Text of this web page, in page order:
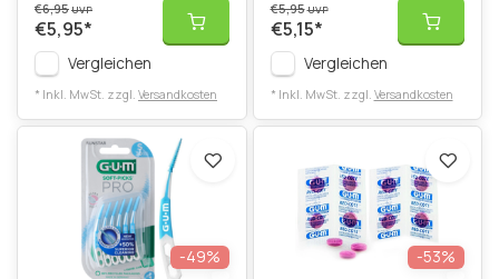
€6,95UVP
€5,95*
Vergleichen
* Inkl. MwSt. zzgl. Versandkosten
€5,95UVP
€5,15*
Vergleichen
* Inkl. MwSt. zzgl. Versandkosten
-49% -53%